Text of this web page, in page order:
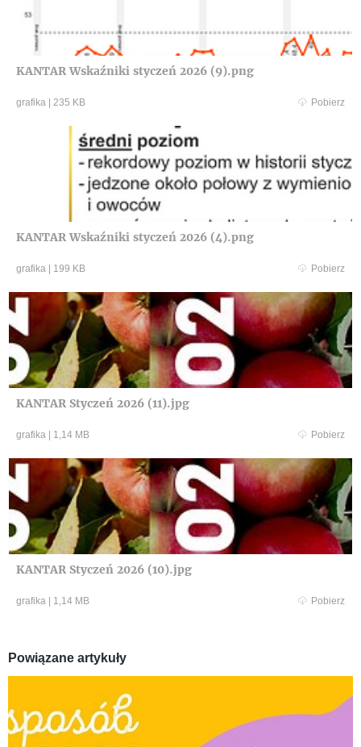
KANTAR Wskaźniki styczeń 2026 (9).png
grafika | 235 KB Pobierz
KANTAR Wskaźniki styczeń 2026 (4).png
grafika | 199 KB Pobierz
KANTAR Styczeń 2026 (11).jpg
grafika | 1,14 MB Pobierz
KANTAR Styczeń 2026 (10).jpg
grafika | 1,14 MB Pobierz
Powiązane artykuły